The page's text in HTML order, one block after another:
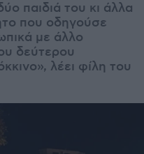
παιδιά του κι άλλα
που οδηγούσε
με άλλο
δεύτερου
λέει φίλη του